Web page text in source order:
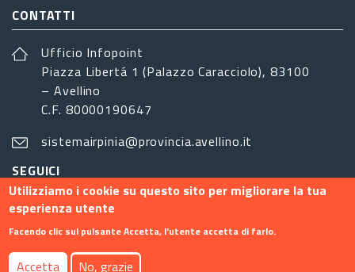
CONTATTI
Ufficio Infopoint
Piazza Libertá 1 (Palazzo Caracciolo), 83100
– Avellino
C.F. 80000190647
sistemairpinia@provincia.avellino.it
SEGUICI
Utilizziamo i cookie su questo sito per migliorare la tua
esperienza utente
Facendo clic sul pulsante Accetta, l'utente accetta di farlo.
Accetta No, grazie